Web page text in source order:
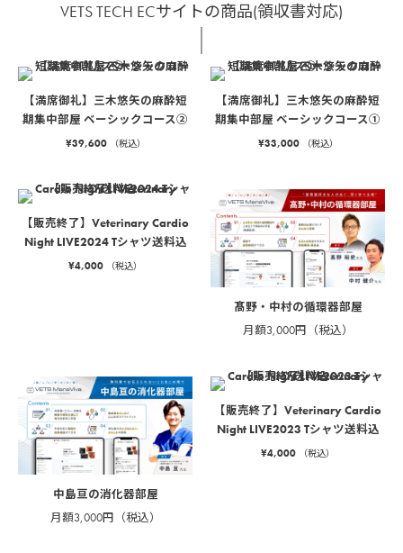
VETS TECH ECサイトの商品(領収書対応)
【満席御礼】三木悠矢の麻酔短
期集中部屋 ベーシックコース②
¥39,600 （税込）
【満席御礼】三木悠矢の麻酔短
期集中部屋 ベーシックコース①
¥33,000 （税込）
【販売終了】Veterinary Cardio
Night LIVE2024 Tシャツ送料込
¥4,000 （税込）
髙野・中村の循環器部屋
月額3,000円（税込）
中島亘の消化器部屋
月額3,000円（税込）
【販売終了】Veterinary Cardio
Night LIVE2023 Tシャツ送料込
¥4,000 （税込）